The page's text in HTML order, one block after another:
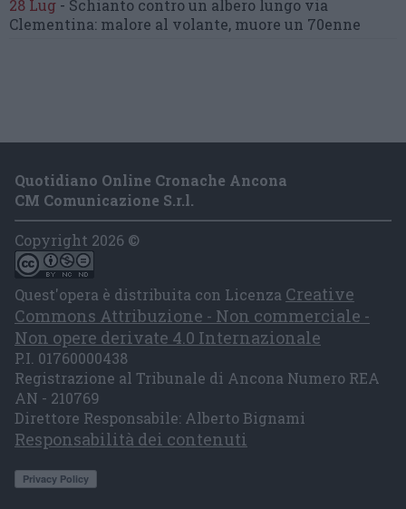
28 Lug - Schianto contro un albero lungo via
Clementina: malore al volante, muore un 70enne
Quotidiano Online Cronache Ancona
CM Comunicazione S.r.l.
Copyright 2026 ©
Quest'opera è distribuita con Licenza Creative
Commons Attribuzione - Non commerciale -
Non opere derivate 4.0 Internazionale
P.I. 01760000438
Registrazione al Tribunale di Ancona Numero REA
AN - 210769
Direttore Responsabile: Alberto Bignami
Responsabilità dei contenuti